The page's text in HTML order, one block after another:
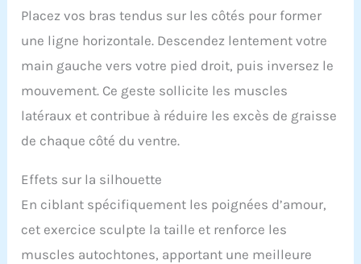
Placez vos bras tendus sur les côtés pour former
une ligne horizontale. Descendez lentement votre
main gauche vers votre pied droit, puis inversez le
mouvement. Ce geste sollicite les muscles
latéraux et contribue à réduire les excès de graisse
de chaque côté du ventre.
Effets sur la silhouette
En ciblant spécifiquement les poignées d’amour,
cet exercice sculpte la taille et renforce les
muscles autochtones, apportant une meilleure